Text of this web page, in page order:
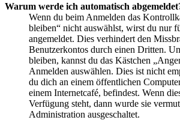
Warum werde ich automatisch
Wenn du beim Anmelden das
bleiben“ nicht auswählst, wirst du nur
angemeldet. Dies verhindert den
Benutzerkontos durch einen Dritten.
bleiben, kannst du das Kästchen
Anmelden auswählen. Dies ist nicht
du dich an einem öffentlichen
einem Internetcafé, befindest. Wenn
Verfügung steht, dann wurde sie
Administration ausgeschaltet.